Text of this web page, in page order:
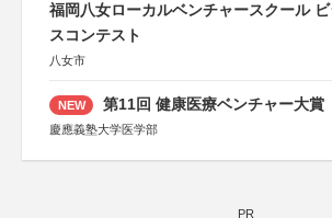
福岡八女ローカルベンチャースクール
スコンテスト
八女市
NEW 第11回 健康医療ベンチャー大賞
慶應義塾大学医学部
PR